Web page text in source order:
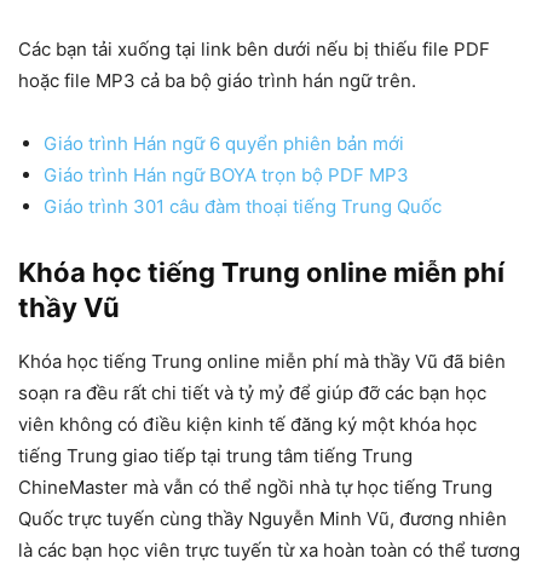
Các bạn tải xuống tại link bên dưới nếu bị thiếu file PDF
hoặc file MP3 cả ba bộ giáo trình hán ngữ trên.
Giáo trình Hán ngữ 6 quyển phiên bản mới
Giáo trình Hán ngữ BOYA trọn bộ PDF MP3
Giáo trình 301 câu đàm thoại tiếng Trung Quốc
Khóa học tiếng Trung online miễn phí
thầy Vũ
Khóa học tiếng Trung online miễn phí mà thầy Vũ đã biên
soạn ra đều rất chi tiết và tỷ mỷ để giúp đỡ các bạn học
viên không có điều kiện kinh tế đăng ký một khóa học
tiếng Trung giao tiếp tại trung tâm tiếng Trung
ChineMaster mà vẫn có thể ngồi nhà tự học tiếng Trung
Quốc trực tuyến cùng thầy Nguyễn Minh Vũ, đương nhiên
là các bạn học viên trực tuyến từ xa hoàn toàn có thể tương